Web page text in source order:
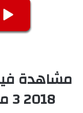
3 2018 مدبلج بالمصري كامل